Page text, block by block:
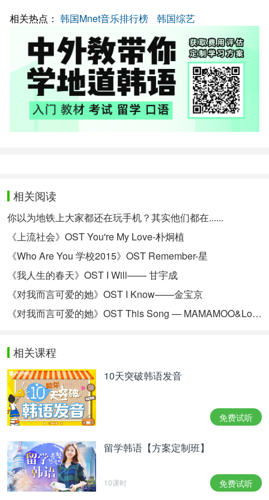
相关热点： 韩国Mnet音乐排行榜 韩国综艺
相关阅读
你以为地铁上大家都还在玩手机？其实他们都在......
《上流社会》OST You're My Love-朴炯植
《Who Are You 学校2015》OST Remember-星
《我人生的春天》OST I Will—— 甘宇成
《对我而言可爱的她》OST I Know——金宝京
《对我而言可爱的她》OST This Song — MAMAMOO&Loco
相关课程
10天突破韩语发音
免费试听
留学韩语【方案定制班】
10课时 免费试听